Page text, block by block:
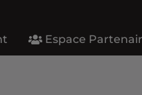
Espace